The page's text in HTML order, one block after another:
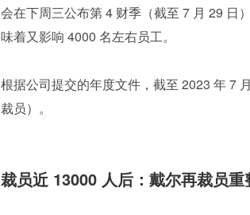
会在下周三公布第 4 财季（截至 7 月 29 日
味着又影响 4000 名左右员工。
根据公司提交的年度文件，截至 2023 年 7
裁员）。
裁员近 13000 人后：戴尔再裁员重